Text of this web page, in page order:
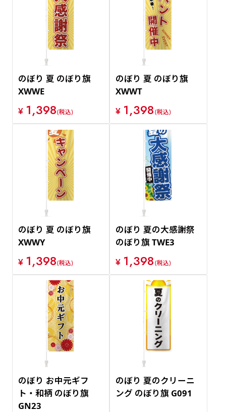
のぼり 夏 のぼり旗
XWWE
¥ 1,398(税込)
のぼり 夏 のぼり旗
XWWT
¥ 1,398(税込)
のぼり 夏 のぼり旗
XWWY
¥ 1,398(税込)
のぼり 夏の大感謝祭
のぼり旗 TWE3
¥ 1,398(税込)
のぼり お中元ギフ
ト・和柄 のぼり旗
GN23
のぼり 夏のクリーニ
ング のぼり旗 G091